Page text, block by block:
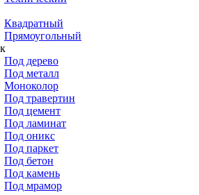
Квадратный
Прямоугольный
Под дерево
Под металл
Моноколор
Под травертин
Под цемент
Под ламинат
Под оникс
Под паркет
Под бетон
Под камень
Под мрамор